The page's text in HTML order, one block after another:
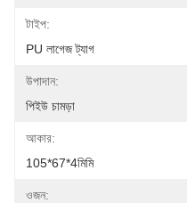
টাইপ:
PU লাগেজ ট্যাগ
উপাদান:
পিইউ চামড়া
আকার:
105*67*4মিমি
ওজন: